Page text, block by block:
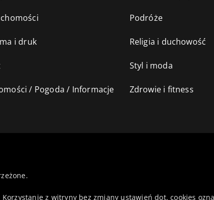
Podróże
i druk Religia i duchowość
Styl i moda
/ Pogoda / Informacje Zdrowie i fitness
z witryny bez zmiany ustawień dot. cookies